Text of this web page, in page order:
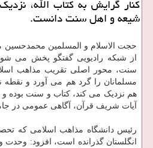
كنار گرایش به كتاب الله،
شیعه و اهل سنت دانست.
حجت الاسلام و المسلمین محمدحسین
از شبکه رادیویی گفتگو پخش می
سنت، محور اصلی تقریب مذاهب
مسلمانان را گرد هم می آورد و نقطه
هم نزدیک می کند، کتاب و سنت بوده و
آیات شریف قرآن، آگاهی عمومی در
رئیس دانشگاه مذاهب اسلامی که
انگلستان گذرانده است، افزود: وحدت